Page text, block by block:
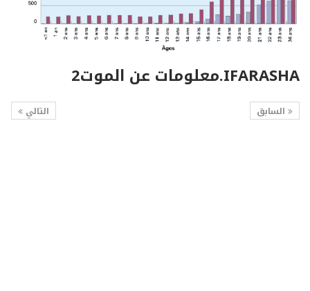
IFARASHA.معلومات عن الموت2
التالي السابق